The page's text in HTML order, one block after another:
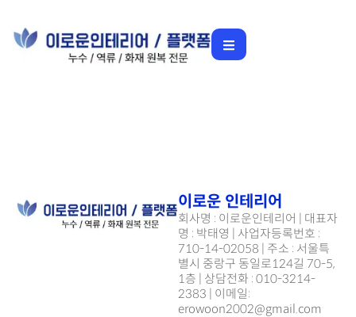
이로운 인테리어
회사명 : 이로운인테리어 | 대표자
명 : 박태영 | 사업자등록번호 :
710-14-02058 | 주소 : 서울특
별시 중랑구 동일로124길 70-5,
1층 | 상담전화 : 010-3214-
2383 | 이메일:
erowoon2002@gmail.com